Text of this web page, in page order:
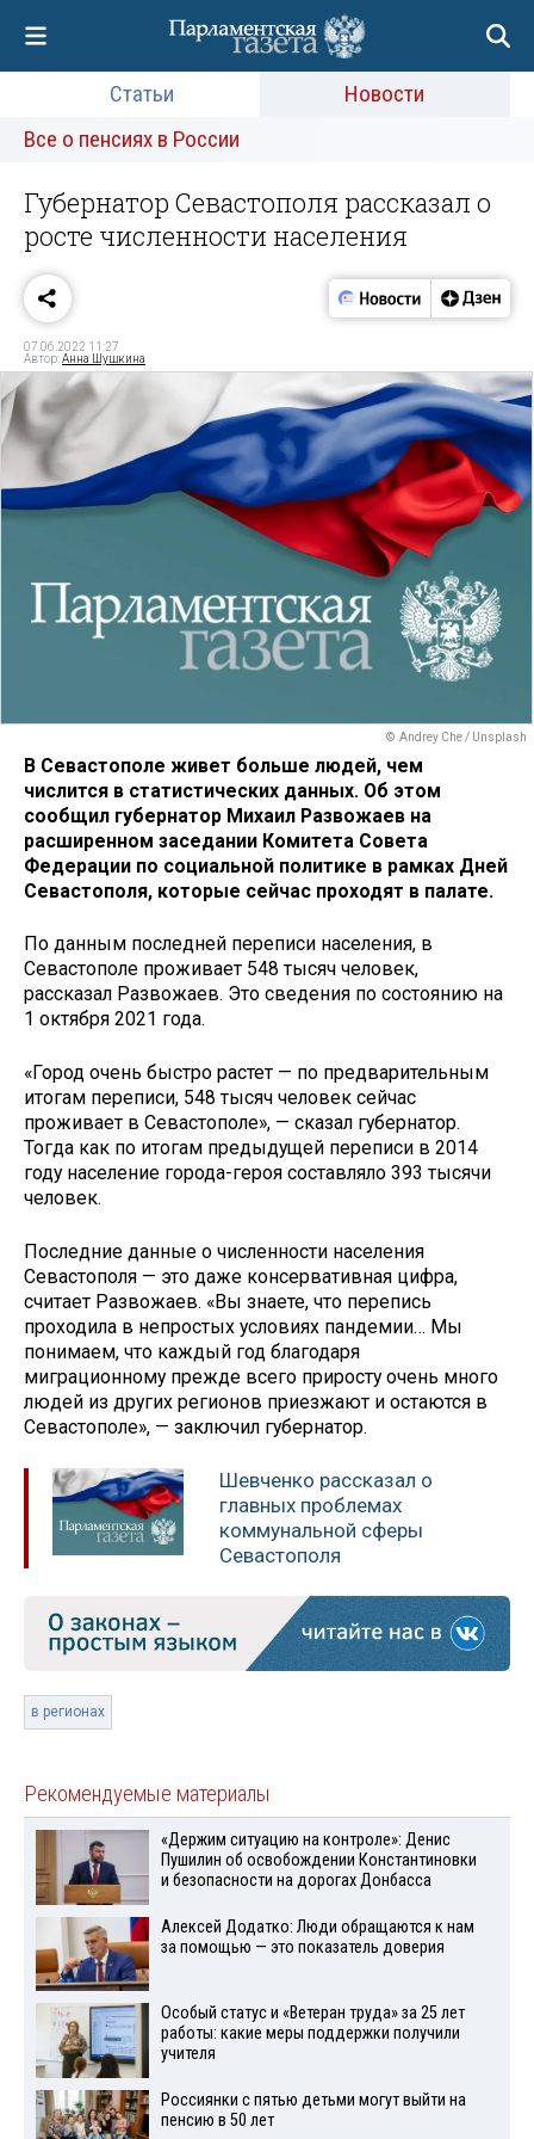
Статьи
Новости
Все о пенсиях в России
Губернатор Севастополя рассказал о
росте численности населения
07.06.2022 11:27
Автор:Анна Шушкина
© Andrey Che / Unsplash
В Севастополе живет больше людей, чем
числится в статистических данных. Об этом
сообщил губернатор Михаил Развожаев на
расширенном заседании Комитета Совета
Федерации по социальной политике в рамках Дней
Севастополя, которые сейчас проходят в палате.
По данным последней переписи населения, в
Севастополе проживает 548 тысяч человек,
рассказал Развожаев. Это сведения по состоянию на
1 октября 2021 года.
«Город очень быстро растет — по предварительным
итогам переписи, 548 тысяч человек сейчас
проживает в Севастополе», — сказал губернатор.
Тогда как по итогам предыдущей переписи в 2014
году население города-героя составляло 393 тысячи
человек.
Последние данные о численности населения
Севастополя — это даже консервативная цифра,
считает Развожаев. «Вы знаете, что перепись
проходила в непростых условиях пандемии… Мы
понимаем, что каждый год благодаря
миграционному прежде всего приросту очень много
людей из других регионов приезжают и остаются в
Севастополе», — заключил губернатор.
Шевченко рассказал о
главных проблемах
коммунальной сферы
Севастополя
в регионах
Рекомендуемые материалы
«Держим ситуацию на контроле»: Денис
Пушилин об освобождении Константиновки
и безопасности на дорогах Донбасса
Алексей Додатко: Люди обращаются к нам
за помощью — это показатель доверия
Особый статус и «Ветеран труда» за 25 лет
работы: какие меры поддержки получили
учителя
Россиянки с пятью детьми могут выйти на
пенсию в 50 лет